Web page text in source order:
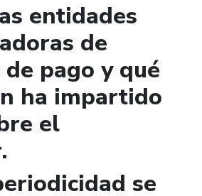
entidades
de
pago y qué
ha impartido
el
se